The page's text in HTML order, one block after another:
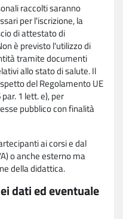
raccolti saranno
per l'iscrizione, la
di attestato di
è previsto l'utilizzo di
tramite documenti
allo stato di salute. Il
del Regolamento UE
1 lett. e), per
pubblico con finalità
ai corsi e dal
o anche esterno ma
della didattica.
dati ed eventuale